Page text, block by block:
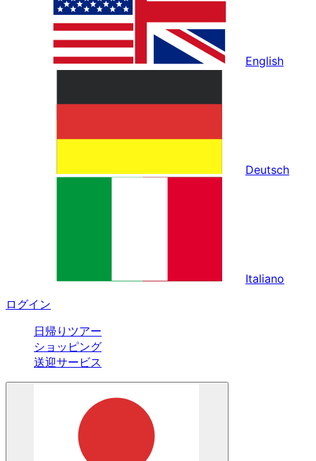
English
Deutsch
Italiano
ログイン
日帰りツアー
ショッピング
送迎サービス